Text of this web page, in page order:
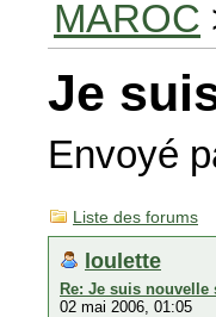
MAROC
Je
Envoyé
Liste des forums
loulette
Re: Je suis nouvelle
02 mai 2006, 01:05